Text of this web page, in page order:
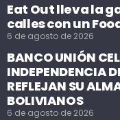
Eat Out lleva la
calles con un
6 de agosto de 2026
BANCO UNIÓN
INDEPENDENCIA
REFLEJAN SU
BOLIVIANOS
6 de agosto de 2026